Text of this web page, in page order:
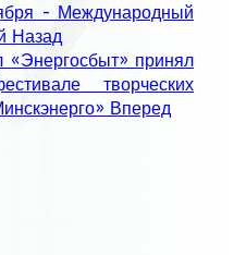
- Международный
Назад
принял
творческих
Вперед